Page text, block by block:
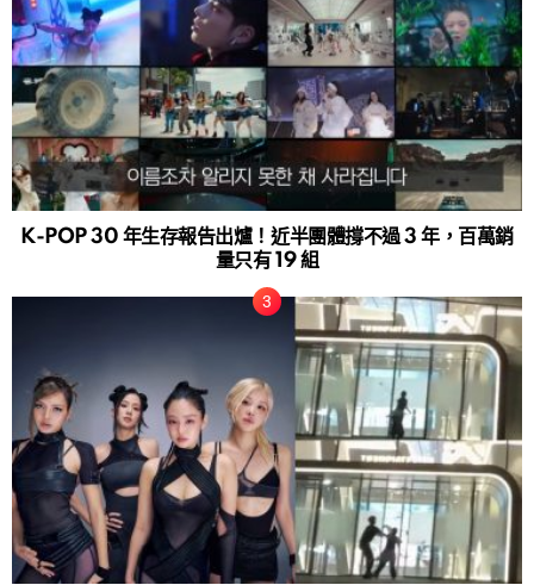
K-POP 30 年生存報告出爐！近半團體撐不過 3 年，百萬銷
量只有 19 組